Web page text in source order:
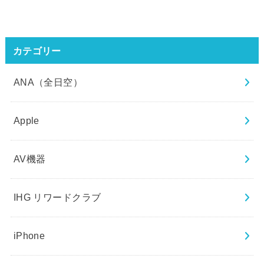
カテゴリー
ANA（全日空）
Apple
AV機器
IHG リワードクラブ
iPhone